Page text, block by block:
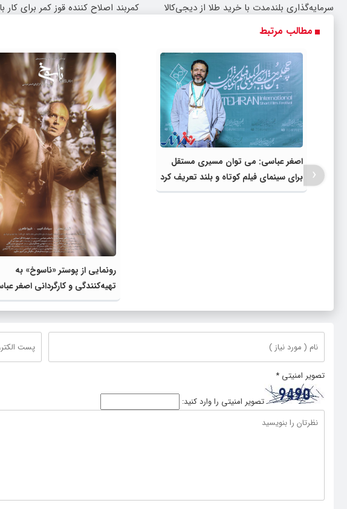
سرمایه‌گذاری بلندمدت با خرید طلا از دیجی‌کالا
کمربند اصلاح کننده قوز کمر برای کار
مطالب مرتبط
اصغر عباسی: می توان مسیری مستقل
برای سینمای فیلم کوتاه و بلند تعریف کرد
رونمایی از پوستر «ناسوخ» به
تهیه‌کنندگی و کارگردانی اصغر
‹
تصویر امنیتی *
تصویر امنیتی را وارد کنید: